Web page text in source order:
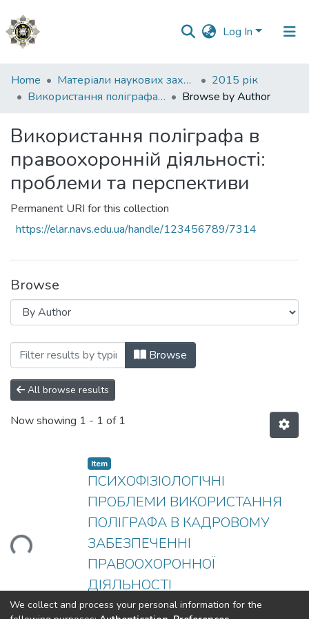
Log In
Communities
&
All of DSpace
Home Матеріали наукових заходів
2015 рік
Використання поліграфа в правоохоронній діяльності: проблеми та перспективи
Browse by Author
Використання поліграфа в
правоохоронній діяльності:
проблеми та перспективи
Permanent URI for this collection
https://elar.navs.edu.ua/handle/123456789/7314
Browse
Browsing Використання поліграфа в
Browse
All browse results
Now showing 1 - 1 of 1
Item
ПСИХОФІЗІОЛОГІЧНІ
ПРОБЛЕМИ ВИКОРИСТАННЯ
ПОЛІГРАФА В КАДРОВОМУ
ЗАБЕЗПЕЧЕННІ
ПРАВООХОРОННОЇ
ДІЯЛЬНОСТІ
(2015-11-08)Волошина, Оксана
We collect and process your personal information for the